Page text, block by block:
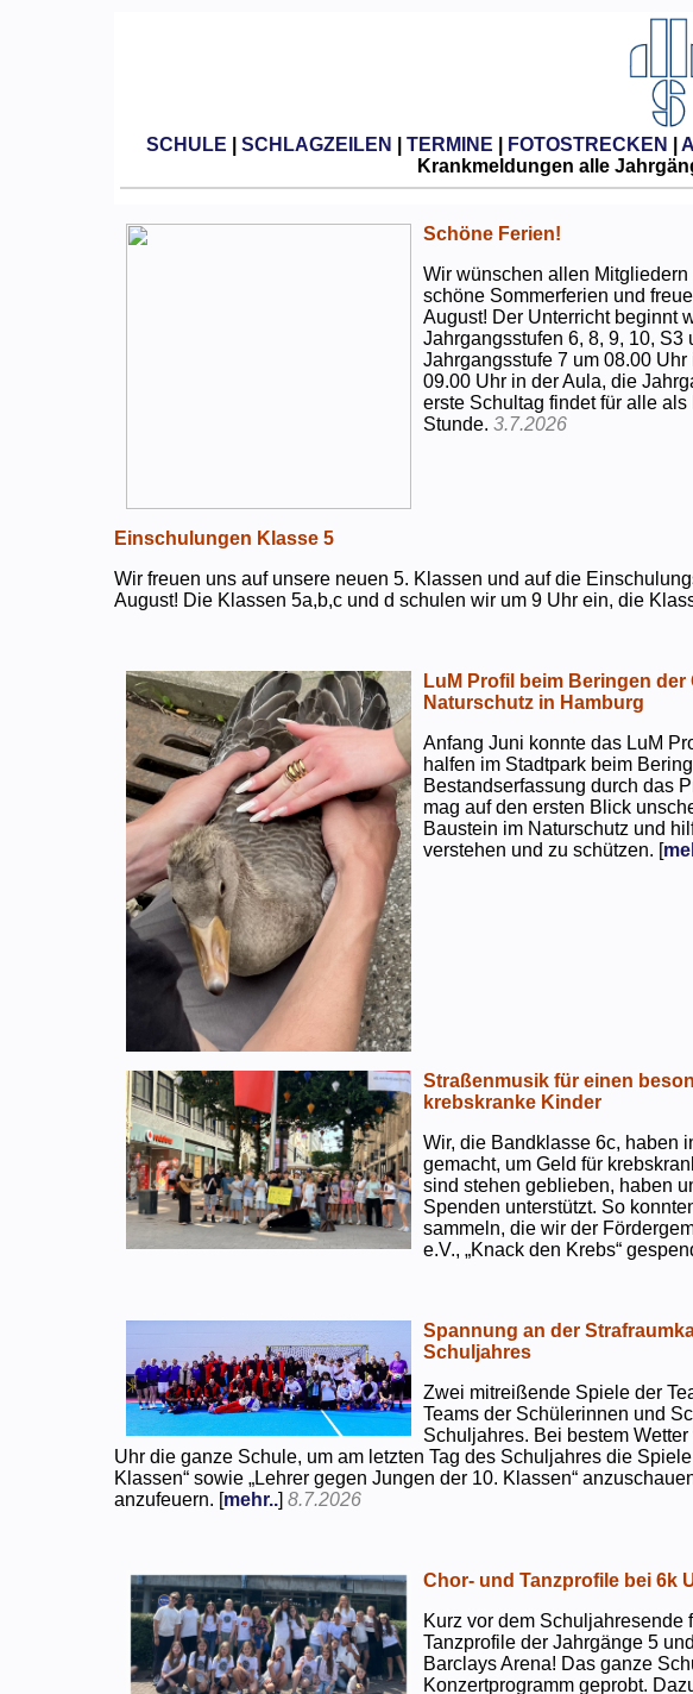
SCHULE SCHLAGZEILEN TERMINE FOTOSTRECKEN
Krankmeldungen alle
Schöne Ferien!
Wir wünschen allen
schöne Sommerferien und
August! Der Unterricht beginnt
Jahrgangsstufen 6, 8, 9, 10,
Jahrgangsstufe 7 um 08.00
09.00 Uhr in der Aula, die
erste Schultag findet für alle
Stunde.3.7.2026
Einschulungen Klasse 5
Wir freuen uns auf unsere neuen 5. Klassen und auf die
August! Die Klassen 5a,b,c und d schulen wir um 9 Uhr ein, die
LuM Profil beim Beringen
Naturschutz in Hamburg
Anfang Juni konnte das LuM
halfen im Stadtpark beim
Bestandserfassung durch das
mag auf den ersten Blick
Baustein im Naturschutz und
verstehen und zu schützen. [
Straßenmusik für einen
krebskranke Kinder
Wir, die Bandklasse 6c, haben
gemacht, um Geld für
sind stehen geblieben, haben
Spenden unterstützt. So
sammeln, die wir der
e.V., „Knack den Krebs“
Spannung an der
Schuljahres
Zwei mitreißende Spiele der
Teams der Schülerinnen und
Schuljahres. Bei bestem
Uhr die ganze Schule, um am letzten Tag des Schuljahres die
Klassen“ sowie „Lehrer gegen Jungen der 10. Klassen“
anzufeuern. [mehr..]8.7.2026
Chor- und Tanzprofile bei 6k
Kurz vor dem Schuljahresende
Tanzprofile der Jahrgänge 5
Barclays Arena! Das ganze
Konzertprogramm geprobt.